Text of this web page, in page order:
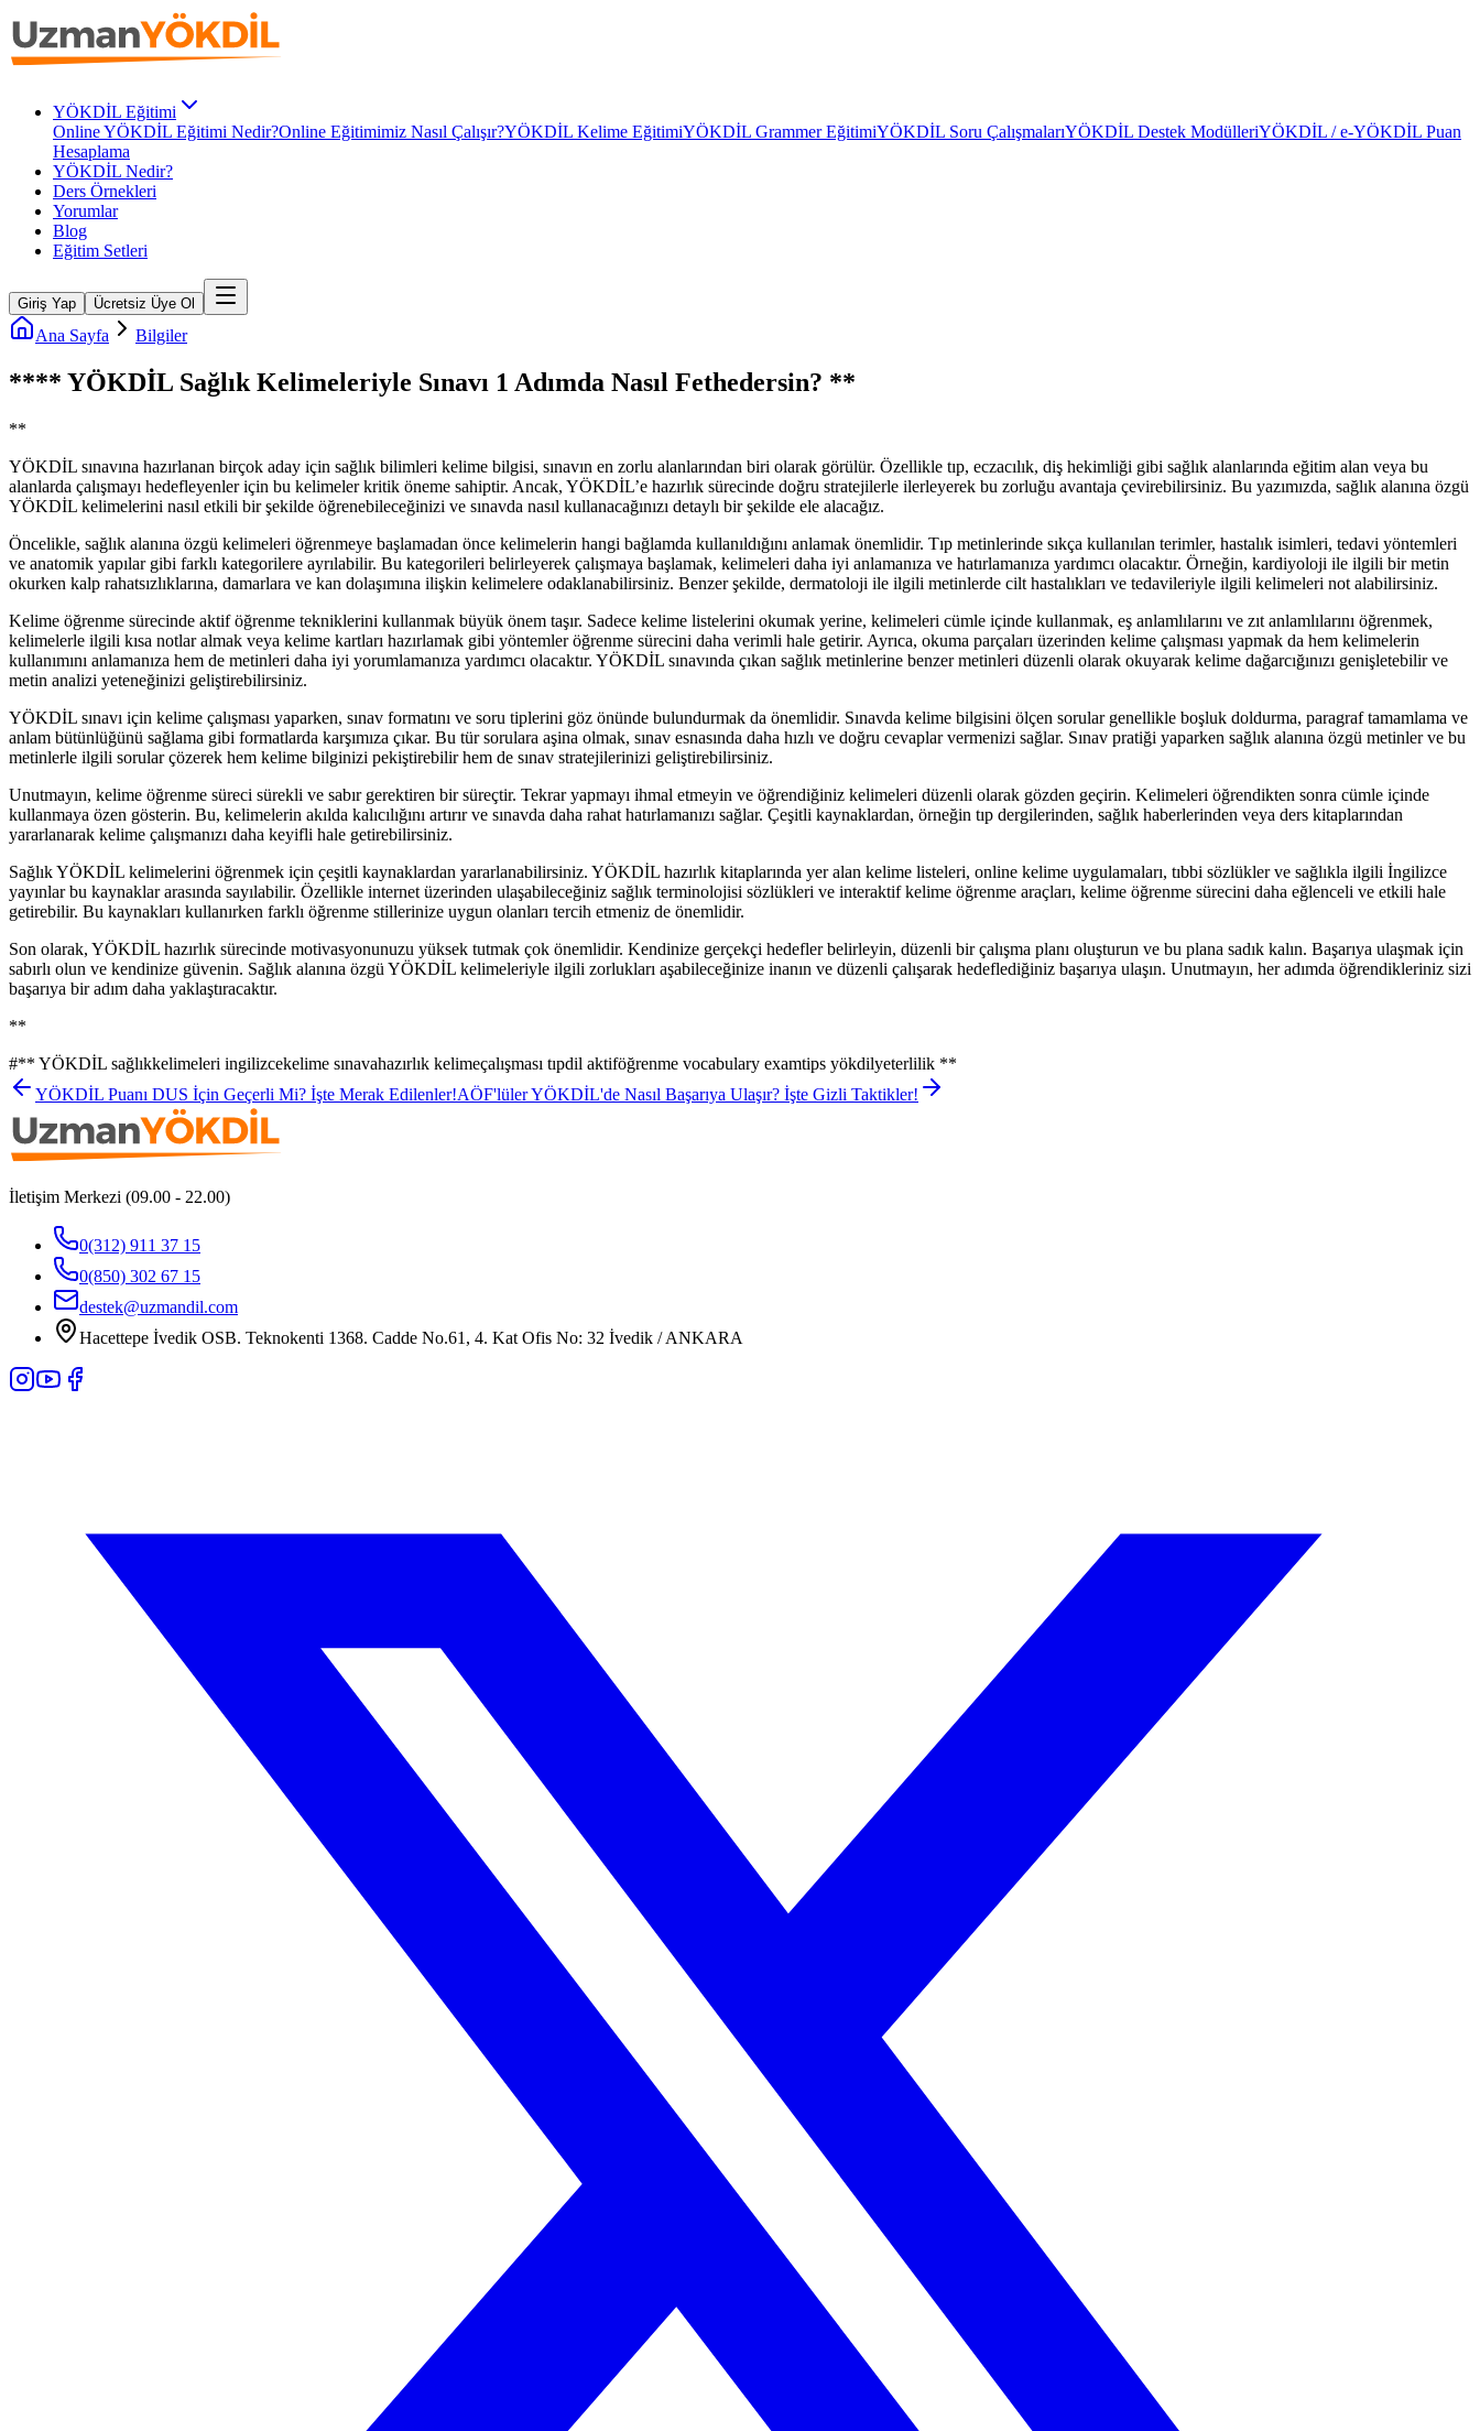
YÖKDİL Eğitimi
Online YÖKDİL Eğitimi Nedir?Online Eğitimimiz Nasıl Çalışır?YÖKDİL Kelime EğitimiYÖKDİL Grammer EğitimiYÖKDİL Soru ÇalışmalarıYÖKDİL Destek ModülleriYÖKDİL / e-YÖKDİL Puan
Hesaplama
YÖKDİL Nedir?
Ders Örnekleri
Yorumlar
Blog
Eğitim Setleri
Giriş Yap Ücretsiz Üye Ol
Ana Sayfa Bilgiler
**** YÖKDİL Sağlık Kelimeleriyle Sınavı 1 Adımda Nasıl Fethedersin? **
**
YÖKDİL sınavına hazırlanan birçok aday için sağlık bilimleri kelime bilgisi, sınavın en zorlu alanlarından biri olarak görülür. Özellikle tıp, eczacılık, diş hekimliği gibi sağlık alanlarında eğitim alan veya bu
alanlarda çalışmayı hedefleyenler için bu kelimeler kritik öneme sahiptir. Ancak, YÖKDİL’e hazırlık sürecinde doğru stratejilerle ilerleyerek bu zorluğu avantaja çevirebilirsiniz. Bu yazımızda, sağlık alanına özgü
YÖKDİL kelimelerini nasıl etkili bir şekilde öğrenebileceğinizi ve sınavda nasıl kullanacağınızı detaylı bir şekilde ele alacağız.
Öncelikle, sağlık alanına özgü kelimeleri öğrenmeye başlamadan önce kelimelerin hangi bağlamda kullanıldığını anlamak önemlidir. Tıp metinlerinde sıkça kullanılan terimler, hastalık isimleri, tedavi yöntemleri
ve anatomik yapılar gibi farklı kategorilere ayrılabilir. Bu kategorileri belirleyerek çalışmaya başlamak, kelimeleri daha iyi anlamanıza ve hatırlamanıza yardımcı olacaktır. Örneğin, kardiyoloji ile ilgili bir metin
okurken kalp rahatsızlıklarına, damarlara ve kan dolaşımına ilişkin kelimelere odaklanabilirsiniz. Benzer şekilde, dermatoloji ile ilgili metinlerde cilt hastalıkları ve tedavileriyle ilgili kelimeleri not alabilirsiniz.
Kelime öğrenme sürecinde aktif öğrenme tekniklerini kullanmak büyük önem taşır. Sadece kelime listelerini okumak yerine, kelimeleri cümle içinde kullanmak, eş anlamlılarını ve zıt anlamlılarını öğrenmek,
kelimelerle ilgili kısa notlar almak veya kelime kartları hazırlamak gibi yöntemler öğrenme sürecini daha verimli hale getirir. Ayrıca, okuma parçaları üzerinden kelime çalışması yapmak da hem kelimelerin
kullanımını anlamanıza hem de metinleri daha iyi yorumlamanıza yardımcı olacaktır. YÖKDİL sınavında çıkan sağlık metinlerine benzer metinleri düzenli olarak okuyarak kelime dağarcığınızı genişletebilir ve
metin analizi yeteneğinizi geliştirebilirsiniz.
YÖKDİL sınavı için kelime çalışması yaparken, sınav formatını ve soru tiplerini göz önünde bulundurmak da önemlidir. Sınavda kelime bilgisini ölçen sorular genellikle boşluk doldurma, paragraf tamamlama ve
anlam bütünlüğünü sağlama gibi formatlarda karşımıza çıkar. Bu tür sorulara aşina olmak, sınav esnasında daha hızlı ve doğru cevaplar vermenizi sağlar. Sınav pratiği yaparken sağlık alanına özgü metinler ve bu
metinlerle ilgili sorular çözerek hem kelime bilginizi pekiştirebilir hem de sınav stratejilerinizi geliştirebilirsiniz.
Unutmayın, kelime öğrenme süreci sürekli ve sabır gerektiren bir süreçtir. Tekrar yapmayı ihmal etmeyin ve öğrendiğiniz kelimeleri düzenli olarak gözden geçirin. Kelimeleri öğrendikten sonra cümle içinde
kullanmaya özen gösterin. Bu, kelimelerin akılda kalıcılığını artırır ve sınavda daha rahat hatırlamanızı sağlar. Çeşitli kaynaklardan, örneğin tıp dergilerinden, sağlık haberlerinden veya ders kitaplarından
yararlanarak kelime çalışmanızı daha keyifli hale getirebilirsiniz.
Sağlık YÖKDİL kelimelerini öğrenmek için çeşitli kaynaklardan yararlanabilirsiniz. YÖKDİL hazırlık kitaplarında yer alan kelime listeleri, online kelime uygulamaları, tıbbi sözlükler ve sağlıkla ilgili İngilizce
yayınlar bu kaynaklar arasında sayılabilir. Özellikle internet üzerinden ulaşabileceğiniz sağlık terminolojisi sözlükleri ve interaktif kelime öğrenme araçları, kelime öğrenme sürecini daha eğlenceli ve etkili hale
getirebilir. Bu kaynakları kullanırken farklı öğrenme stillerinize uygun olanları tercih etmeniz de önemlidir.
Son olarak, YÖKDİL hazırlık sürecinde motivasyonunuzu yüksek tutmak çok önemlidir. Kendinize gerçekçi hedefler belirleyin, düzenli bir çalışma planı oluşturun ve bu plana sadık kalın. Başarıya ulaşmak için
sabırlı olun ve kendinize güvenin. Sağlık alanına özgü YÖKDİL kelimeleriyle ilgili zorlukları aşabileceğinize inanın ve düzenli çalışarak hedeflediğiniz başarıya ulaşın. Unutmayın, her adımda öğrendikleriniz sizi
başarıya bir adım daha yaklaştıracaktır.
**
#** YÖKDİL sağlıkkelimeleri ingilizcekelime sınavahazırlık kelimeçalışması tıpdil aktiföğrenme vocabulary examtips yökdilyeterlilik **
YÖKDİL Puanı DUS İçin Geçerli Mi? İşte Merak Edilenler!AÖF'lüler YÖKDİL'de Nasıl Başarıya Ulaşır? İşte Gizli Taktikler!
İletişim Merkezi (09.00 - 22.00)
0(312) 911 37 15
0(850) 302 67 15
destek@uzmandil.com
Hacettepe İvedik OSB. Teknokenti 1368. Cadde No.61, 4. Kat Ofis No: 32 İvedik / ANKARA